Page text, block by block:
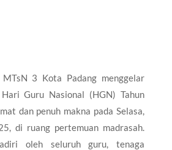
MTsN 3 Kota Padang menggelar
Guru Nasional (HGN) Tahun
dan penuh makna pada Selasa,
di ruang pertemuan madrasah.
oleh seluruh guru, tenaga